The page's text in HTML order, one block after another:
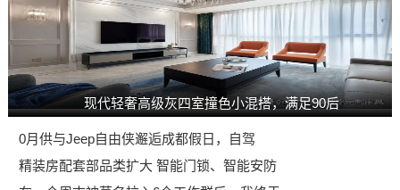
现代轻奢高级灰四室撞色小混搭，满足90后
0月供与Jeep自由侠邂逅成都假日，自驾
精装房配套部品类扩大 智能门锁、智能安防